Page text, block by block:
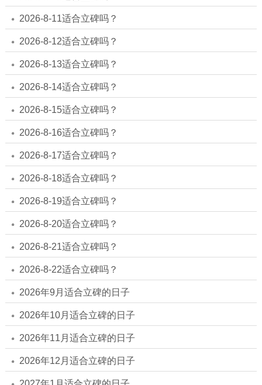
2026-8-11适合立碑吗？
2026-8-12适合立碑吗？
2026-8-13适合立碑吗？
2026-8-14适合立碑吗？
2026-8-15适合立碑吗？
2026-8-16适合立碑吗？
2026-8-17适合立碑吗？
2026-8-18适合立碑吗？
2026-8-19适合立碑吗？
2026-8-20适合立碑吗？
2026-8-21适合立碑吗？
2026-8-22适合立碑吗？
2026年9月适合立碑的日子
2026年10月适合立碑的日子
2026年11月适合立碑的日子
2026年12月适合立碑的日子